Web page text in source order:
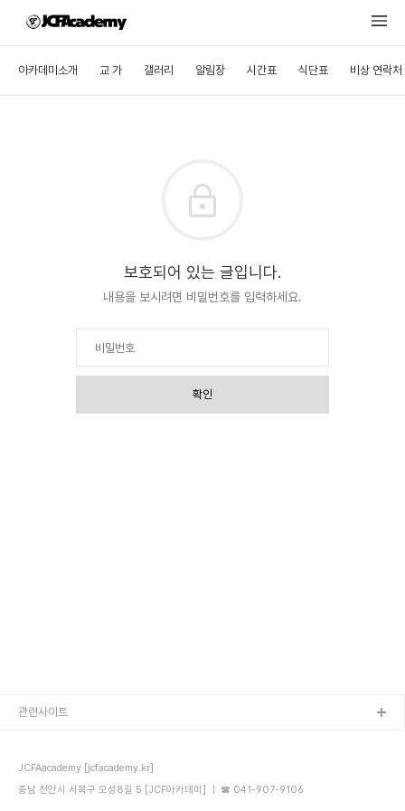
아카데미소개 교 가 갤러리 알림장 시간표 식단표 비상 연락처
보호되어 있는 글입니다.
내용을 보시려면 비밀번호를 입력하세요.
확인
JCFAacademy [jcfacademy.kr]
충남 천안시 서북구 오성8길 5 [JCF아카데미] ｜ ☎ 041-907-9106
관련사이트